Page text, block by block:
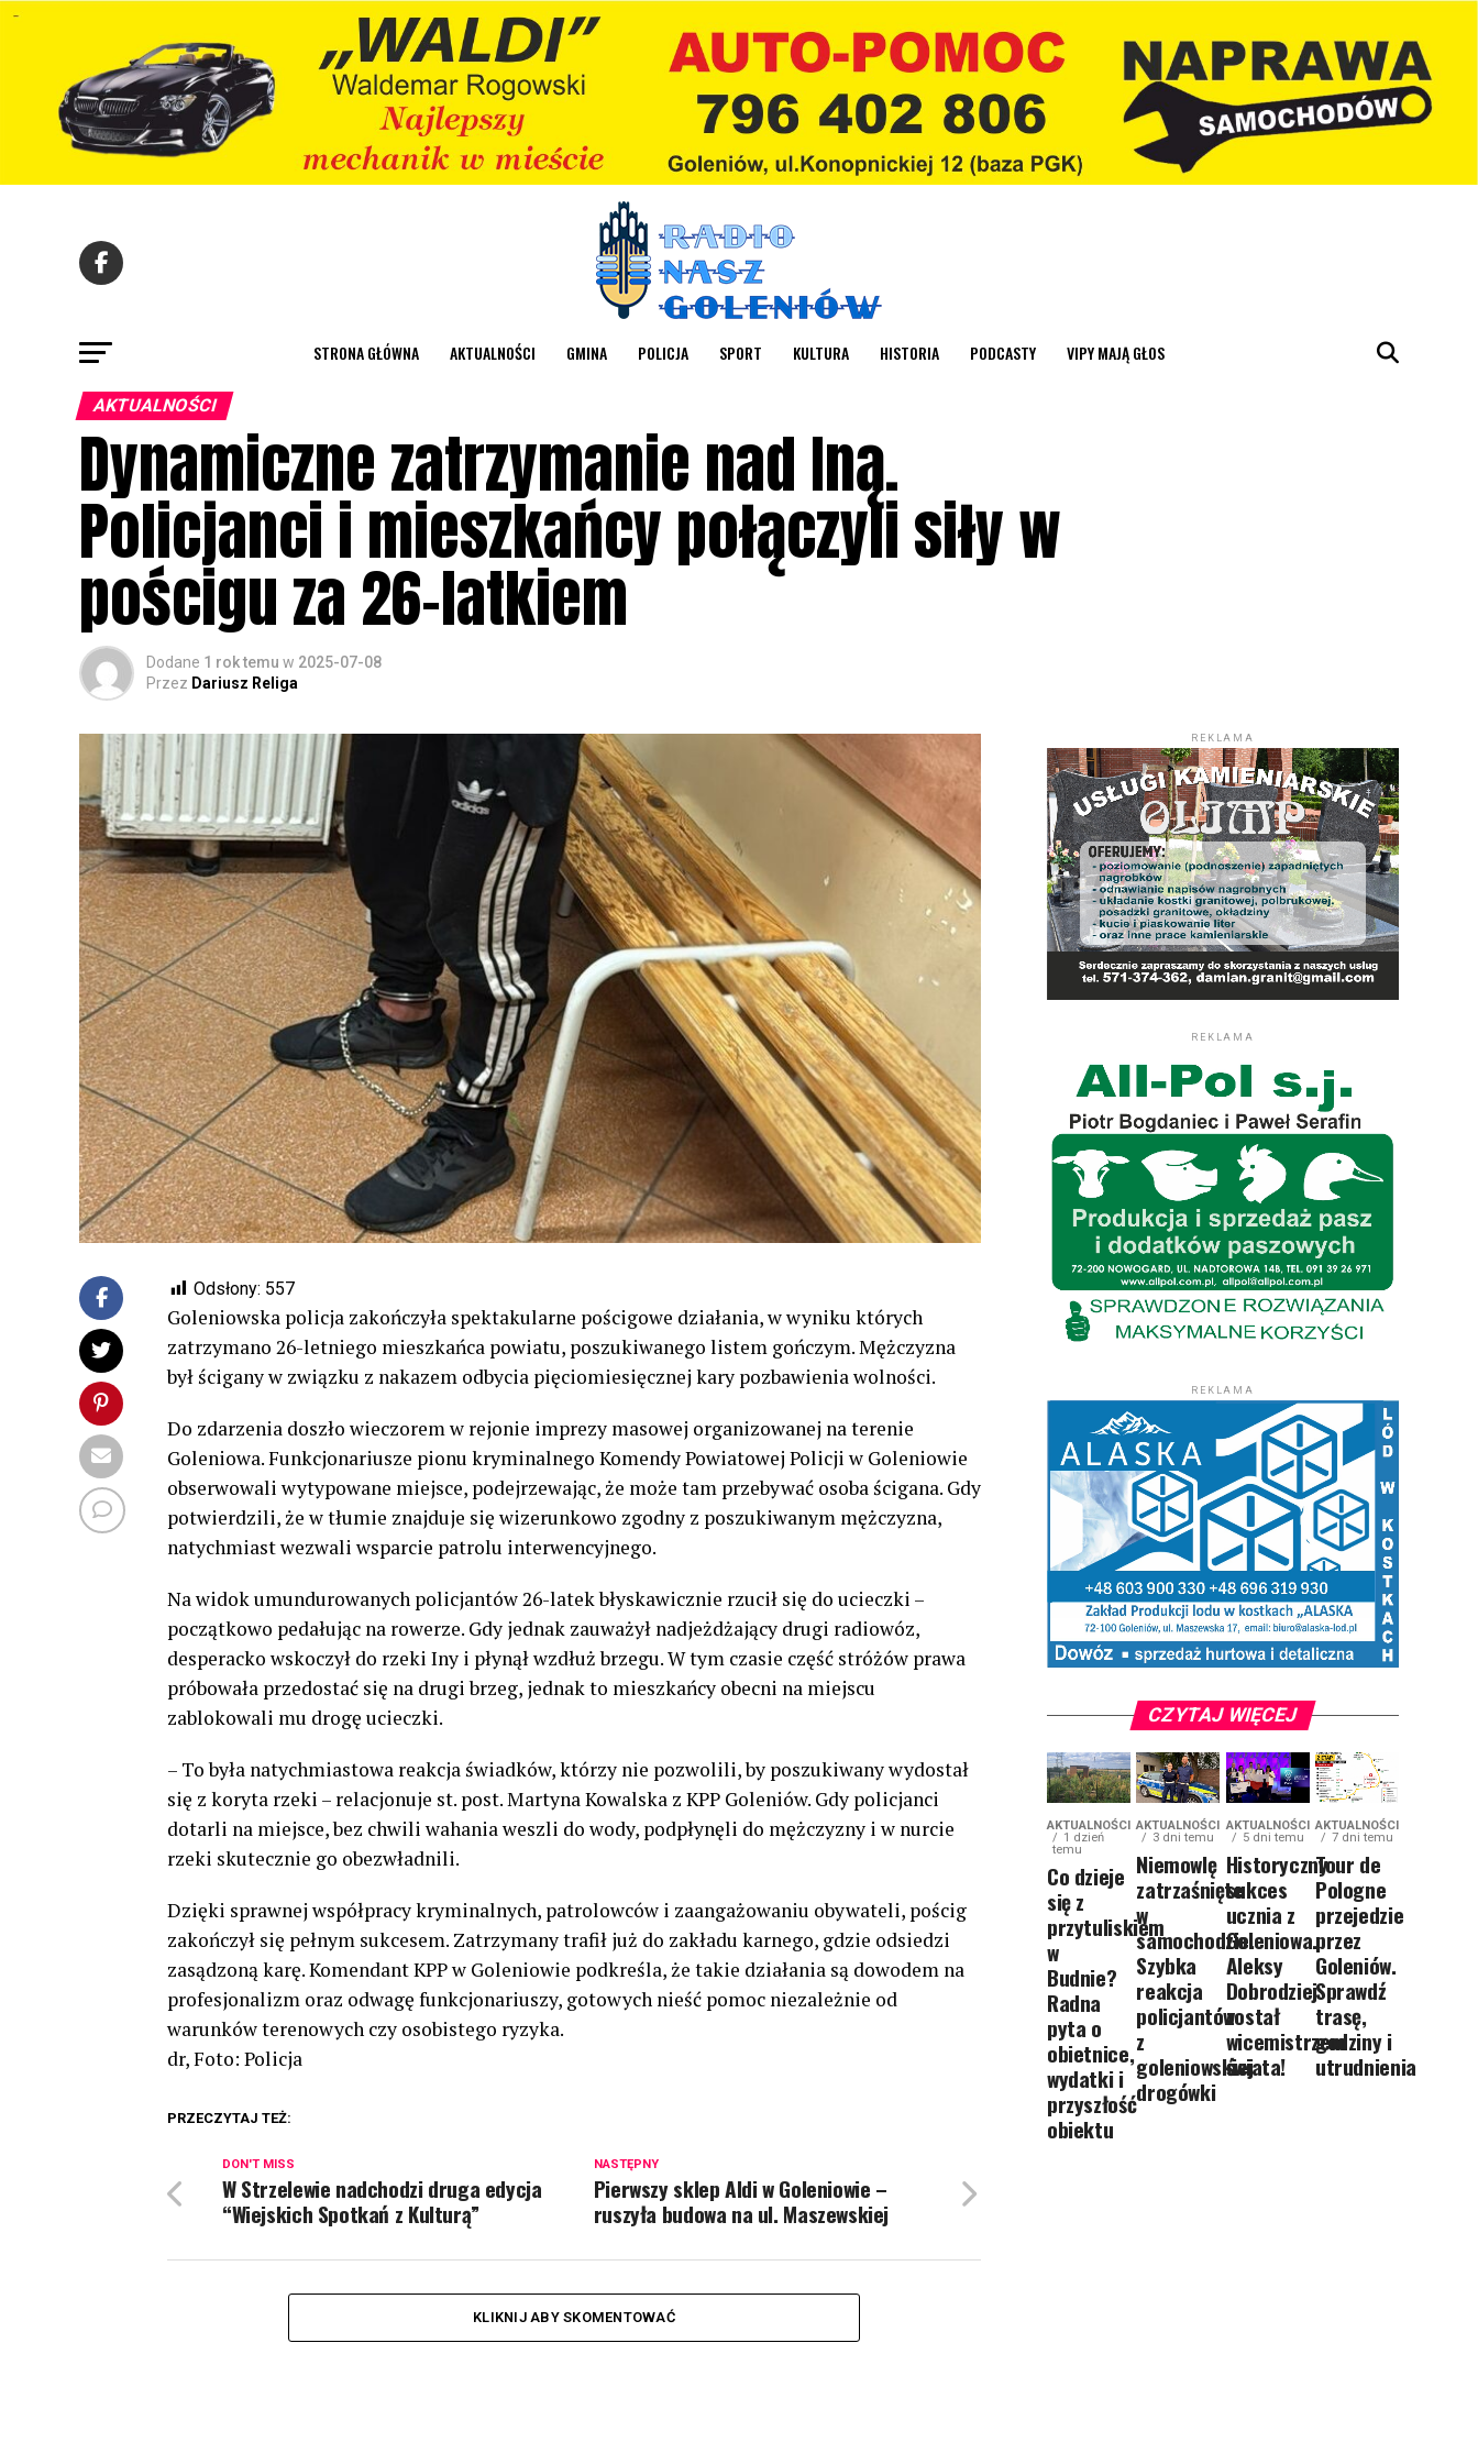
STRONA GŁÓWNA AKTUALNOŚCI GMINA POLICJA SPORT KULTURA HISTORIA PODCASTY VIPY MAJĄ GŁOS
AKTUALNOŚCI
Dynamiczne zatrzymanie nad Iną.
Policjanci i mieszkańcy połączyli siły w
pościgu za 26-latkiem
Dodane 1 rok temu w 2025-07-08
Przez Dariusz Religa
Odsłony: 557
Goleniowska policja zakończyła spektakularne pościgowe działania, w wyniku których
zatrzymano 26-letniego mieszkańca powiatu, poszukiwanego listem gończym. Mężczyzna
był ścigany w związku z nakazem odbycia pięciomiesięcznej kary pozbawienia wolności.
Do zdarzenia doszło wieczorem w rejonie imprezy masowej organizowanej na terenie
Goleniowa. Funkcjonariusze pionu kryminalnego Komendy Powiatowej Policji w Goleniowie
obserwowali wytypowane miejsce, podejrzewając, że może tam przebywać osoba ścigana. Gdy
potwierdzili, że w tłumie znajduje się wizerunkowo zgodny z poszukiwanym mężczyzna,
natychmiast wezwali wsparcie patrolu interwencyjnego.
Na widok umundurowanych policjantów 26-latek błyskawicznie rzucił się do ucieczki –
początkowo pedałując na rowerze. Gdy jednak zauważył nadjeżdżający drugi radiowóz,
desperacko wskoczył do rzeki Iny i płynął wzdłuż brzegu. W tym czasie część stróżów prawa
próbowała przedostać się na drugi brzeg, jednak to mieszkańcy obecni na miejscu
zablokowali mu drogę ucieczki.
– To była natychmiastowa reakcja świadków, którzy nie pozwolili, by poszukiwany wydostał
się z koryta rzeki – relacjonuje st. post. Martyna Kowalska z KPP Goleniów. Gdy policjanci
dotarli na miejsce, bez chwili wahania weszli do wody, podpłynęli do mężczyzny i w nurcie
rzeki skutecznie go obezwładnili.
Dzięki sprawnej współpracy kryminalnych, patrolowców i zaangażowaniu obywateli, pościg
zakończył się pełnym sukcesem. Zatrzymany trafił już do zakładu karnego, gdzie odsiedzi
zasądzoną karę. Komendant KPP w Goleniowie podkreśla, że takie działania są dowodem na
profesjonalizm oraz odwagę funkcjonariuszy, gotowych nieść pomoc niezależnie od
warunków terenowych czy osobistego ryzyka.
dr, Foto: Policja
PRZECZYTAJ TEŻ:
NASTĘPNY
Pierwszy sklep Aldi w Goleniowie –
ruszyła budowa na ul. Maszewskiej
DON'T MISS
W Strzelewie nadchodzi druga edycja
“Wiejskich Spotkań z Kulturą”
KLIKNIJ ABY SKOMENTOWAĆ
REKLAMA
REKLAMA
REKLAMA
CZYTAJ WIĘCEJ
AKTUALNOŚCI
1 dzień
temu
Co dzieje
się z
przytuliskiem
w
Budnie?
Radna
pyta o
obietnice,
wydatki i
przyszłość
obiektu
AKTUALNOŚCI
3 dni temu
Niemowlę
zatrzaśnięte
w
samochodzie.
Szybka
reakcja
policjantów
z
goleniowskiej
drogówki
AKTUALNOŚCI
5 dni temu
Historyczny
sukces
ucznia z
Goleniowa.
Aleksy
Dobrodziej
został
wicemistrzem
świata!
AKTUALNOŚCI
7 dni temu
Tour de
Pologne
przejedzie
przez
Goleniów.
Sprawdź
trasę,
godziny i
utrudnienia